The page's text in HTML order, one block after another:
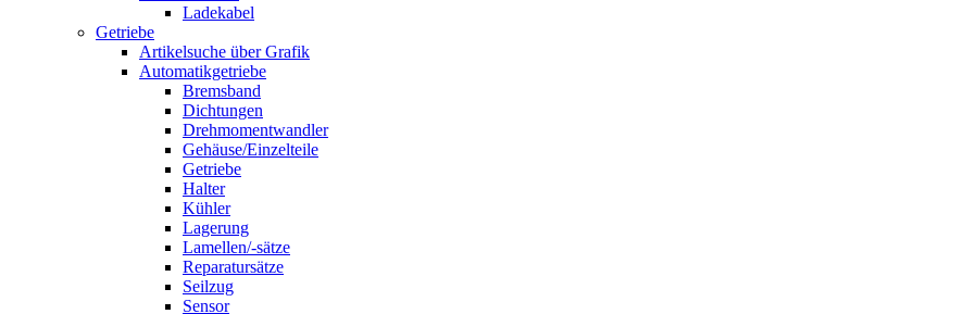
Ladekabel
Getriebe
Artikelsuche über Grafik
Automatikgetriebe
Bremsband
Dichtungen
Drehmomentwandler
Gehäuse/Einzelteile
Getriebe
Halter
Kühler
Lagerung
Lamellen/-sätze
Reparatursätze
Seilzug
Sensor